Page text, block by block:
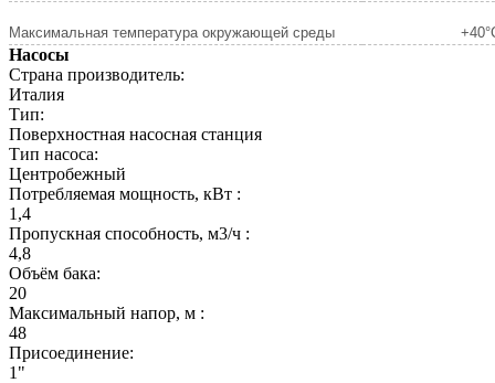
Максимальная температура окружающей среды
Насосы
Страна производитель:
Италия
Тип:
Поверхностная насосная станция
Тип насоса:
Центробежный
Потребляемая мощность, кВт :
1,4
Пропускная способность, м3/ч :
4,8
Объём бака:
20
Максимальный напор, м :
48
Присоединение:
1"